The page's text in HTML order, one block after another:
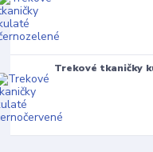
Trekové tkaničky